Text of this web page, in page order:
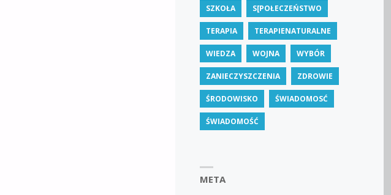
SZKOŁA S[POŁECZEŃSTWO
TERAPIA TERAPIENATURALNE
WIEDZA WOJNA WYBÓR
ZANIECZYSZCZENIA ZDROWIE
ŚRODOWISKO ŚWIADOMOSĆ
ŚWIADOMOŚĆ
META